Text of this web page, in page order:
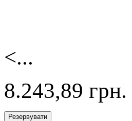
<...
8.243,89 грн.
Резервувати